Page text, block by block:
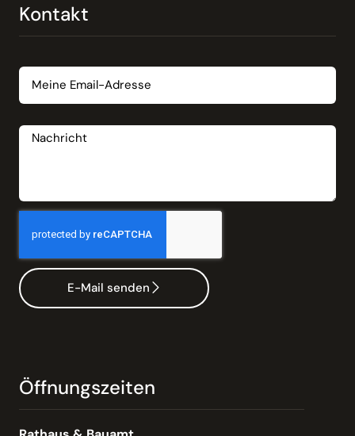
Kontakt
E-Mail senden
Öffnungszeiten